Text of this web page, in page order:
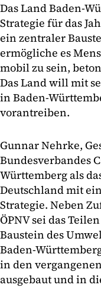
Das Land Baden-
Strategie für das
ein zentraler
ermögliche es
mobil zu sein,
Das Land will mit
in Baden-
vorantreiben.
Gunnar Nehrke,
Bundesverbandes
Württemberg als
Deutschland mit
Strategie. Neben
ÖPNV sei das
Baustein des
Baden-
in den
ausgebaut und in